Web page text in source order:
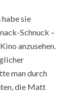
sie
Schnuck –
anzusehen.
man durch
die Matt